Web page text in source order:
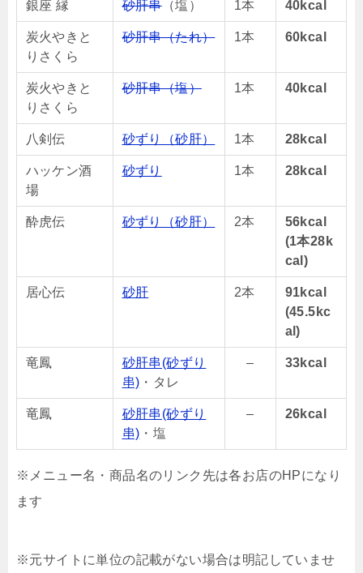
銀座 縁 砂肝串（塩） 1本 40kcal
炭火やきと
りさくら
砂肝串（たれ） 1本 60kcal
炭火やきと
りさくら
砂肝串（塩） 1本 40kcal
八剣伝 砂ずり（砂肝） 1本 28kcal
ハッケン酒
場
砂ずり 1本 28kcal
酔虎伝 砂ずり（砂肝） 2本
56kcal
(1本28k
cal)
居心伝 砂肝 2本
91kcal
(45.5kc
al)
竜鳳
砂肝串(砂ずり
串) ・タレ
– 33kcal
竜鳳
砂肝串(砂ずり
串) ・塩
– 26kcal
※メニュー名・商品名のリンク先は各お店のHPになり
ます
※元サイトに単位の記載がない場合は明記していませ